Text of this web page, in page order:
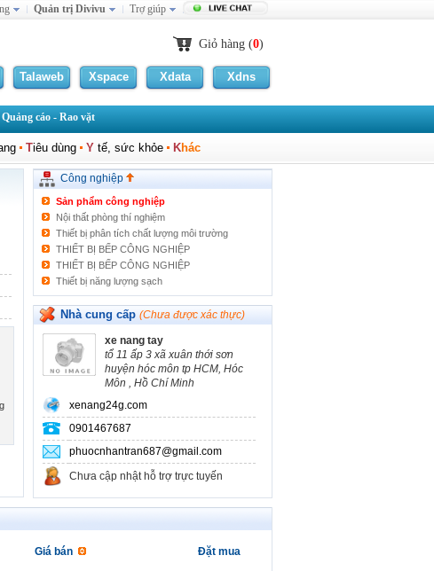
Quản trị Divivu Trợ giúp
Giỏ hàng (0)
Talaweb Xspace Xdata Xdns
Quảng cáo - Rao vặt
Tiêu dùng Y tế, sức khỏe Khác
Công nghiệp
PALLET
Thiết bị quan trắc nước thải tự động
MEN VI SINH
Thiết bị y tế
Điện nước
Xây dựng
Hoá chất
Sản phẩm công nghiệp
Nội thất phòng thí nghiệm
Thiết bị phân tích chất lượng môi trường
THIẾT BỊ BẾP CÔNG NGHIỆP
THIẾT BỊ BẾP CÔNG NGHIỆP
Thiết bị năng lượng sạch
Thiết bị phân tích môi trường
Khác
Nhà cung cấp (Chưa được xác thực)
xe nang tay
tổ 11 ấp 3 xã xuân thới sơn
huyện hóc môn tp HCM, Hóc
Môn , Hồ Chí Minh
xenang24g.com
0901467687
phuocnhantran687@gmail.com
Chưa cập nhật hỗ trợ trực tuyến
Giá bán Đặt mua